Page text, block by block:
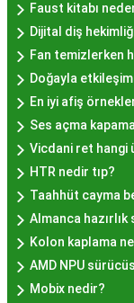
Hayır lokması
mekanlara ve
gösterir.
lokmalarının
kalitesiyle
farklı
bulabilirsiniz.
Hayır
Edilmeli?
Faust kitabı
Dijital diş
Fan temizlerken
Doğayla
En iyi afiş
Ses açma
Vicdani ret hangi
HTR nedir tıp?
Taahhüt cayma
Almanca hazırlık
Kolon kaplama
AMD NPU
Mobix nedir?